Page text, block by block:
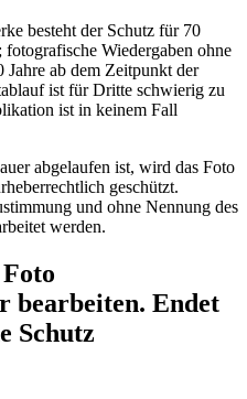
besteht der Schutz für 70
fotografische Wiedergaben ohne
ab dem Zeitpunkt der
ist für Dritte schwierig zu
ist in keinem Fall
abgelaufen ist, wird das Foto
geschützt.
und ohne Nennung des
werden.
bearbeiten. Endet
Schutz